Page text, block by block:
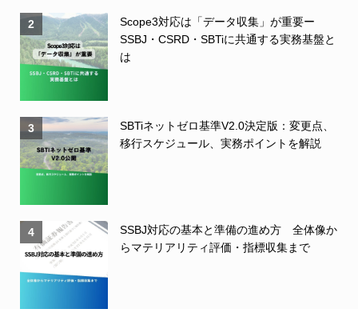
2
Scope3対応は「データ収集」が重要ー
SSBJ・CSRD・SBTiに共通する実務基盤と
は
3
SBTiネットゼロ基準V2.0決定版：変更点、
移行スケジュール、実務ポイントを解説
4
SSBJ対応の基本と準備の進め方 全体像か
らマテリアリティ評価・指標収集まで